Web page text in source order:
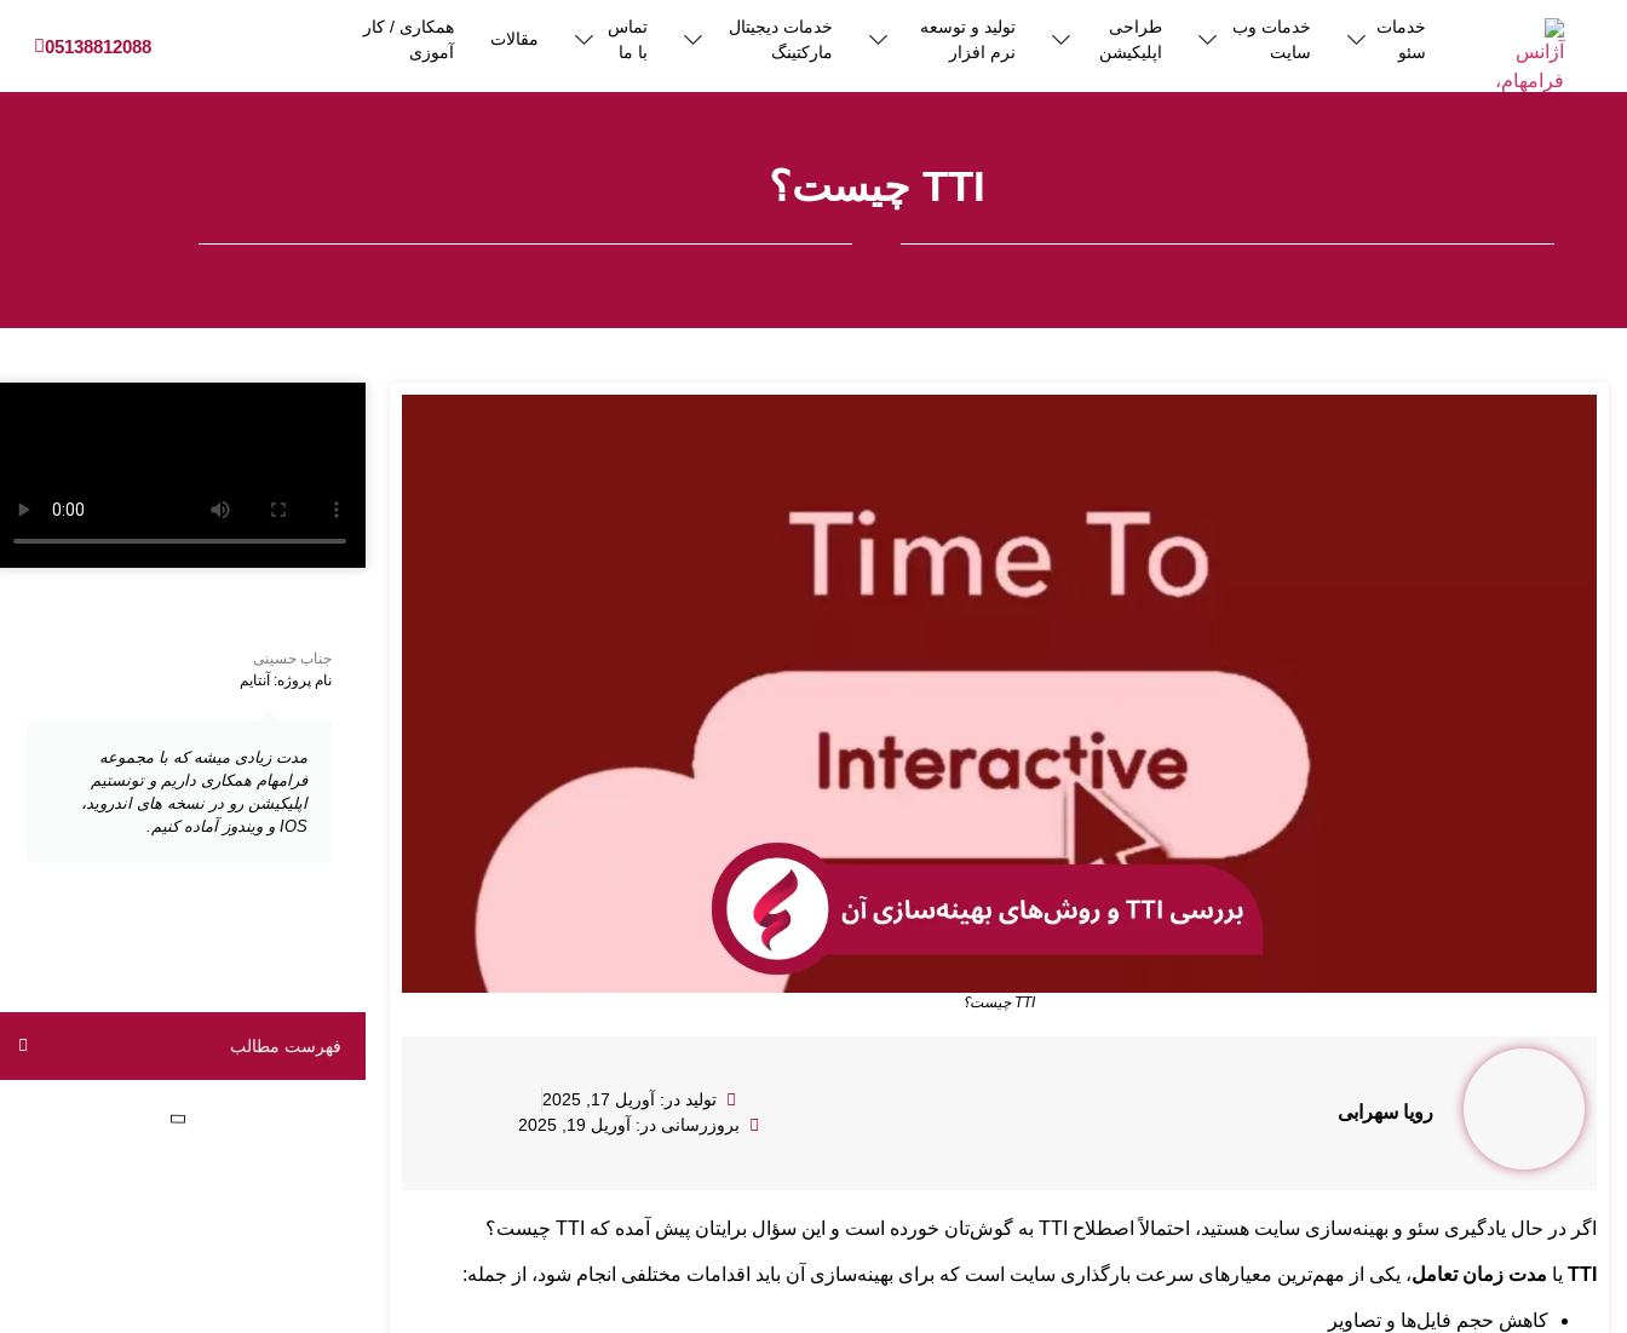
خدمات
سئو
خدمات وب
سایت
طراحی
اپلیکیشن
تولید و توسعه
نرم افزار
خدمات دیجیتال
مارکتینگ
تماس
با ما
مقالات
همکاری / کار
آموزی
05138812088
TTI چیست؟
TTI چیست؟
رویا سهرابی
تولید در: آوریل 17, 2025
بروزرسانی در: آوریل 19, 2025
اگر در حال یادگیری سئو و بهینه‌سازی سایت هستید، احتمالاً اصطلاح TTI به گوش‌تان خورده است و این سؤال برایتان پیش آمده که TTI چیست؟
TTI یا مدت زمان تعامل، یکی از مهم‌ترین معیارهای سرعت بارگذاری سایت است که برای بهینه‌سازی آن باید اقدامات مختلفی انجام شود، از جمله:
کاهش حجم فایل‌ها و تصاویر
مدت زیادی میشه که با مجموعه
فرامهام همکاری داریم و تونستیم
اپلیکیشن رو در نسخه های اندروید،
IOS و ویندوز آماده کنیم.
جناب حسینی
نام پروژه: آنتایم
فهرست مطالب